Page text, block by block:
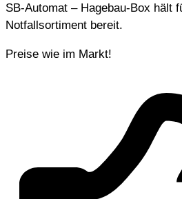
SB-Automat – Hagebau-Box hält
Notfallsortiment bereit.
Preise wie im Markt!